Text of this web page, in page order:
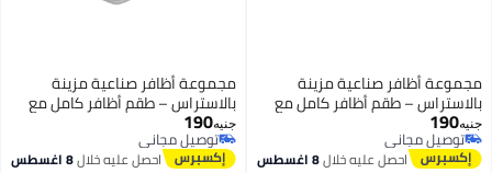
6
مجموعة أظافر صناعية مزينة
بالاستراس – طقم أظافر كامل مع
لاصق دابل فيس، مبرد، وعصا
خشبية، جاهزة للاستخدام
جنيه190
توصيل مجاني
توصيل مجانياحصل عليه خلال8 اغسطس 6
مجموعة أظافر صناعية مزينة
بالاستراس – طقم أظافر كامل مع
لاصق دابل فيس، مبرد، وعصا
خشبية، جاهزة للاستخدام
جنيه190
توصيل مجاني
توصيل مجانياحصل عليه خلال8 اغسطس